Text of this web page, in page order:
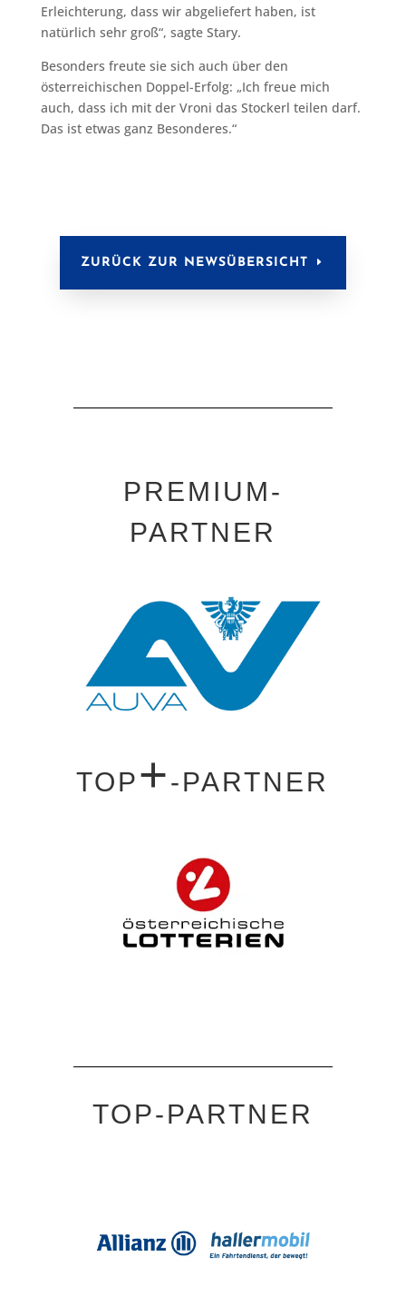
Erleichterung, dass wir abgeliefert haben, ist
natürlich sehr groß“, sagte Stary.
Besonders freute sie sich auch über den
österreichischen Doppel-Erfolg: „Ich freue mich
auch, dass ich mit der Vroni das Stockerl teilen darf.
Das ist etwas ganz Besonderes.“
ZURÜCK ZUR NEWSÜBERSICHT
PREMIUM-
PARTNER
TOP+-PARTNER
TOP-PARTNER